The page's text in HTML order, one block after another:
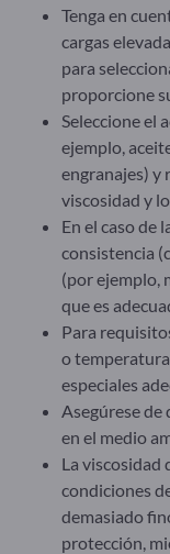
Tenga en
cargas
para
proporcione
Seleccione el
ejemplo,
engranajes) y
viscosidad y
En el caso de
consistencia
(por ejemplo,
que es
Para
o
especiales
Asegúrese de
en el medio
La viscosidad
condiciones
demasiado
protección,